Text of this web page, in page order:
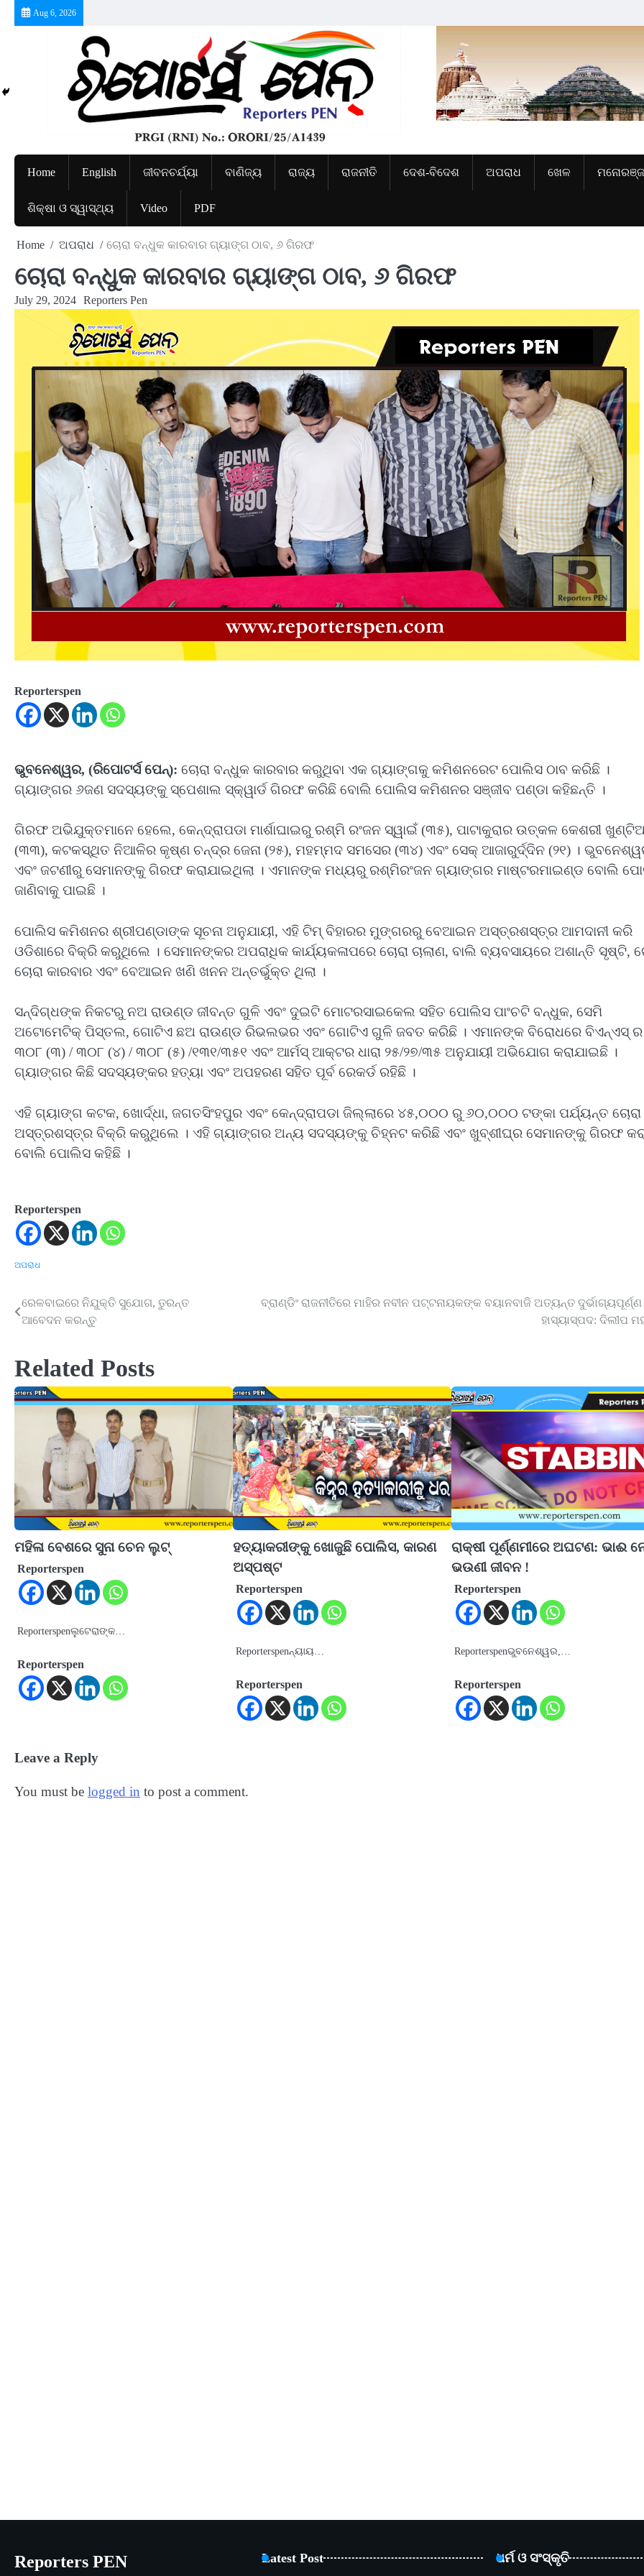
Aug 6, 2026
Home English ଜୀବନଚର୍ଯ୍ୟା ବାଣିଜ୍ୟ ରାଜ୍ୟ ରାଜନୀତି ଦେଶ-ବିଦେଶ ଅପରାଧ ଖେଳ
ଶିକ୍ଷା ଓ ସ୍ୱାସ୍ଥ୍ୟ Video PDF
Home ଅପରାଧ ଚୋରା ବନ୍ଧୁକ କାରବାର ଗ୍ୟାଙ୍ଗ ଠାବ, ୬ ଗିରଫ
ଚୋରା ବନ୍ଧୁକ କାରବାର ଗ୍ୟାଙ୍ଗ ଠାବ, ୬ ଗିରଫ
July 29, 2024 Reporters Pen
Reporterspen
ଭୁବନେଶ୍ୱର, (ରିପୋଟର୍ସ ପେନ୍‌): ଚୋରା ବନ୍ଧୁକ କାରବାର କରୁଥିବା ଏକ ଗ୍ୟାଙ୍ଗକୁ କମିଶନରେଟ ପୋଲିସ ଠାବ କରିଛି ।
ଗ୍ୟାଙ୍ଗର ୬ଜଣ ସଦସ୍ୟଙ୍କୁ ସ୍ପେଶାଲ ସ୍କ୍ୱାର୍ଡ ଗିରଫ କରିଛି ବୋଲି ପୋଲିସ କମିଶନର ସଞ୍ଜୀବ ପଣ୍ଡା କହିଛନ୍ତି ।
ଗିରଫ ଅଭିଯୁକ୍ତମାନେ ହେଲେ, କେନ୍ଦ୍ରାପଡା ମାର୍ଶାଘାଇରୁ ରଶ୍ମି ରଂଜନ ସ୍ୱାଇଁ (୩୫), ପାଟାକୁରାର ଉତ୍କଳ କେଶରୀ
(୩୩), କଟକସ୍ଥିତ ନିଆଳିର କୃଷ୍ଣ ଚନ୍ଦ୍ର ଜେନା (୨୫), ମହମ୍ମଦ ସମସେର (୩୪) ଏବଂ ସେକ୍ ଆଜାରୁର୍ଦ୍ଦିନ (୨୧) ।
ଏବଂ ଜଟଣୀରୁ ସେମାନଙ୍କୁ ଗିରଫ କରାଯାଇଥିଲା । ଏମାନଙ୍କ ମଧ୍ୟରୁ ରଶ୍ମିରଂଜନ ଗ୍ୟାଙ୍ଗର ମାଷ୍ଟରମାଇଣ୍ଡ ବୋଲି
ଜାଣିବାକୁ ପାଇଛି ।
ପୋଲିସ କମିଶନର ଶ୍ରୀପଣ୍ଡାଙ୍କ ସୂଚନା ଅନୁଯାୟୀ, ଏହି ଟିମ୍ ବିହାରର ମୁଙ୍ଗରରୁ ବେଆଇନ ଅସ୍ତ୍ରଶସ୍ତ୍ର ଆମଦାନୀ କରି
ଓଡିଶାରେ ବିକ୍ରି କରୁଥିଲେ । ସେମାନଙ୍କର ଅପରାଧିକ କାର୍ଯ୍ୟକଳାପରେ ଚୋରା ଚାଲାଣ, ବାଲି ବ୍ୟବସାୟରେ ଅଶାନ୍ତି ସୃଷ୍ଟି,
ଚୋରା କାରବାର ଏବଂ ବେଆଇନ ଖଣି ଖନନ ଅନ୍ତର୍ଭୁକ୍ତ ଥିଲା ।
ସନ୍ଦିଗ୍ଧଙ୍କ ନିକଟରୁ ନଅ ରାଉଣ୍ଡ ଜୀବନ୍ତ ଗୁଳି ଏବଂ ଦୁଇଟି ମୋଟରସାଇକେଲ ସହିତ ପୋଲିସ ପାଂଚଟି ବନ୍ଧୁକ, ସେମି
ଅଟୋମେଟିକ୍ ପିସ୍ତଲ, ଗୋଟିଏ ଛଅ ରାଉଣ୍ଡ ରିଭଲଭର ଏବଂ ଗୋଟିଏ ଗୁଳି ଜବତ କରିଛି । ଏମାନଙ୍କ ବିରୋଧରେ ବିଏନ୍‌ଏସ୍ ର
୩୦୮ (୩) / ୩୦୮ (୪) / ୩୦୮ (୫) /୧୩୧/୩୫୧ ଏବଂ ଆର୍ମସ୍ ଆକ୍ଟର ଧାରା ୨୫/୨୭/୩୫ ଅନୁଯାୟୀ ଅଭିଯୋଗ କରାଯାଇଛି ।
ଗ୍ୟାଙ୍ଗର କିଛି ସଦସ୍ୟଙ୍କର ହତ୍ୟା ଏବଂ ଅପହରଣ ସହିତ ପୂର୍ବ ରେକର୍ଡ ରହିଛି ।
ଏହି ଗ୍ୟାଙ୍ଗ କଟକ, ଖୋର୍ଦ୍ଧା, ଜଗତସିଂହପୁର ଏବଂ କେନ୍ଦ୍ରାପଡା ଜିଲ୍ଲାରେ ୪୫,୦୦୦ ରୁ ୬୦,୦୦୦ ଟଙ୍କା ପର୍ଯ୍ୟନ୍ତ ଚୋରା
ଅସ୍ତ୍ରଶସ୍ତ୍ର ବିକ୍ରି କରୁଥିଲେ । ଏହି ଗ୍ୟାଙ୍ଗର ଅନ୍ୟ ସଦସ୍ୟଙ୍କୁ ଚିହ୍ନଟ କରିଛି ଏବଂ ଖୁବ୍‌ଶୀଘ୍ର ସେମାନଙ୍କୁ ଗିରଫ
ବୋଲି ପୋଲିସ କହିଛି ।
Reporterspen
ଅପରାଧ
Post
navigation
ରେଳବାଇରେ ନିଯୁକ୍ତି ସୁଯୋଗ, ତୁରନ୍ତ
ଆବେଦନ କରନ୍ତୁ
ବ୍ରାଣ୍ଡିଂ ରାଜନୀତିରେ ମାହିର ନବୀନ ପଟ୍ଟନାୟକଙ୍କ ବୟାନବାଜି ଅତ୍ୟନ୍ତ ଦୁର୍ଭାଗ୍ୟପୂର୍ଣ୍ଣ
ହାସ୍ୟାସ୍ପଦ: ଦିଲୀପ
Related Posts
ମହିଳା ବେଶରେ ସୁନା ଚେନ ଲୁଟ୍‌
Reporterspen
Reporterspenଲୁଟେରାଙ୍କ…
Reporterspen
ହତ୍ୟାକରୀଙ୍କୁ ଖୋଜୁଛି ପୋଲିସ, କାରଣ
ଅସ୍ପଷ୍ଟ
Reporterspen
Reporterspenନ୍ୟାୟ…
Reporterspen
ରାକ୍ଷୀ ପୂର୍ଣ୍ଣମୀରେ ଅଘଟଣ: ଭାଈ
ଭଉଣୀ ଜୀବନ !
Reporterspen
Reporterspenଭୁବନେଶ୍ୱର,…
Reporterspen
Leave a Reply
You must be logged in to post a comment.
Reporters PEN Latest Post ଧର୍ମ ଓ ସଂସ୍କୃତି